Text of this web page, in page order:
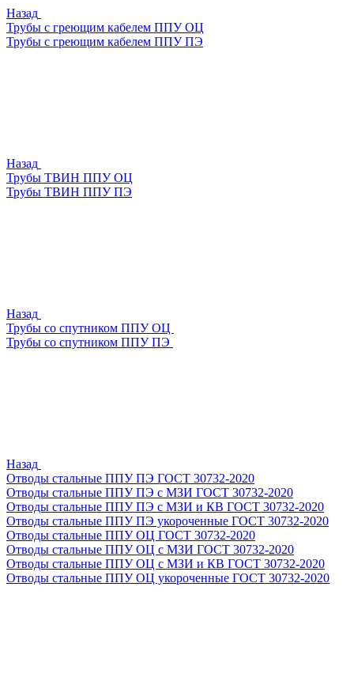
Назад
Трубы с греющим кабелем ППУ ОЦ
Трубы с греющим кабелем ППУ ПЭ
Назад
Трубы ТВИН ППУ ОЦ
Трубы ТВИН ППУ ПЭ
Назад
Трубы со спутником ППУ ОЦ
Трубы со спутником ППУ ПЭ
Назад
Отводы стальные ППУ ПЭ ГОСТ 30732-2020
Отводы стальные ППУ ПЭ с МЗИ ГОСТ 30732-2020
Отводы стальные ППУ ПЭ с МЗИ и КВ ГОСТ 30732-2020
Отводы стальные ППУ ПЭ укороченные ГОСТ 30732-2020
Отводы стальные ППУ ОЦ ГОСТ 30732-2020
Отводы стальные ППУ ОЦ с МЗИ ГОСТ 30732-2020
Отводы стальные ППУ ОЦ с МЗИ и КВ ГОСТ 30732-2020
Отводы стальные ППУ ОЦ укороченные ГОСТ 30732-2020